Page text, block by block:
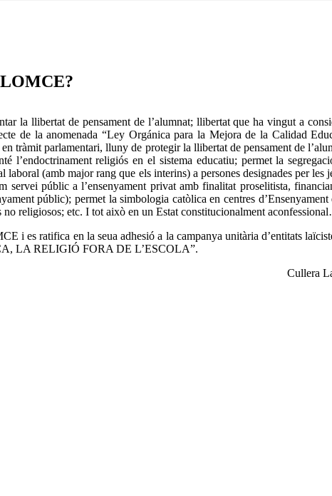
LOMCE?
la llibertat de pensament de l’alumnat; llibertat que ha vingut a
de la anomenada “Ley Orgánica para la Mejora de la Calidad
tràmit parlamentari, lluny de protegir la llibertat de pensament de
l’endoctrinament religiós en el sistema educatiu; permet la
laboral (amb major rang que els interins) a persones designades per les
servei públic a l’ensenyament privat amb finalitat proselitista,
públic); permet la simbologia catòlica en centres
religiosos; etc. I tot això en un Estat constitucionalment
i es ratifica en la seua adhesió a la campanya unitària d’entitats
LA RELIGIÓ FORA DE L’ESCOLA”.
Cullera